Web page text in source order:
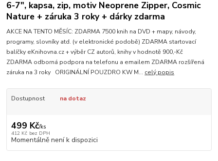
6-7", kapsa, zip, motiv Neoprene Zipper, Cosmic
Nature + záruka 3 roky + dárky zdarma
AKCE NA TENTO MĚSÍC: ZDARMA 7500 knih na DVD + mapy, návody,
programy, slovníky atd. (v elektronické podobě) ZDARMA startovací
balíčky eKnihovna.cz + výběr CZ autorů, knihy v hodnotě 900,-Kč
ZDARMA odborná podpora na telefonu a emailem ZDARMA rozšířená
záruka na 3 roky ORIGINÁLNÍ POUZDRO KW M... celý popis
Dostupnost na dotaz
499 Kč/ks
412 Kč bez DPH
Momentálně není k dispozici